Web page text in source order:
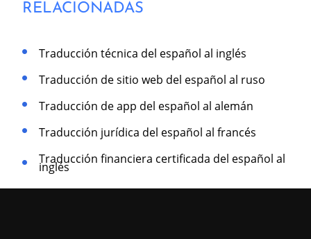
RELACIONADAS
Traducción técnica del español al inglés
Traducción de sitio web del español al ruso
Traducción de app del español al alemán
Traducción jurídica del español al francés
Traducción financiera certificada del español al
inglés